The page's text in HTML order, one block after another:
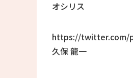
オシリス
https://twitter.com/
久保 龍一